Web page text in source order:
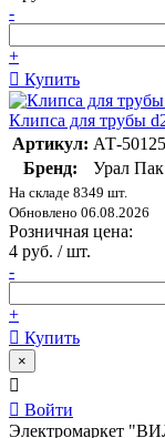
-
+
Купить
Клипса для трубы
Артикул: АТ-
Бренд:
Урал Пак
На складе 8349 шт.
Обновлено 06.08.2026
Розничная цена:
4 руб. / шт.
-
+
Купить
×
Войти
Электромаркет